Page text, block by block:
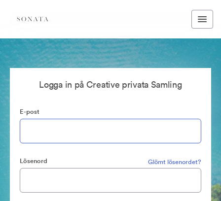
Logga in på Creative privata Samling
E-post
Lösenord Glömt lösenordet?